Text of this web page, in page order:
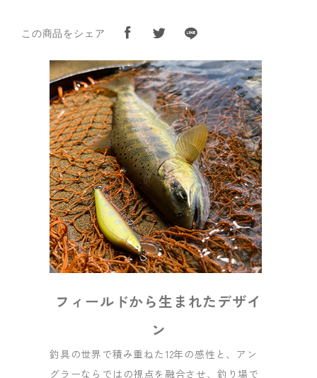
この商品をシェア
フィールドから生まれたデザイ
ン
釣具の世界で積み重ねた12年の感性と、アン
グラーならではの視点を融合させ、釣り場で